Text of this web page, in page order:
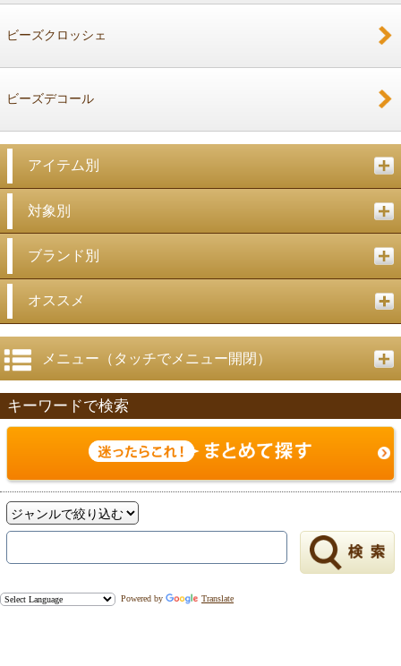
ビーズクロッシェ
ビーズデコール
アイテム別
対象別
ブランド別
オススメ
メニュー（タッチでメニュー開閉）
キーワードで検索
Powered by Translate